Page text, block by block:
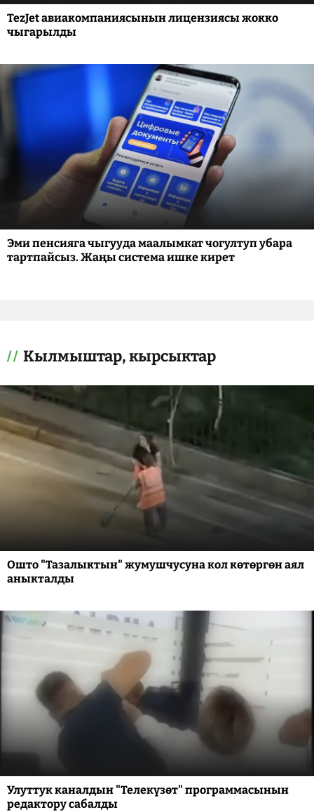
TezJet авиакомпаниясынын лицензиясы жокко
чыгарылды
Эми пенсияга чыгууда маалымкат чогултуп убара
тартпайсыз. Жаңы система ишке кирет
Кылмыштар, кырсыктар
Ошто "Тазалыктын" жумушчусуна кол көтөргөн аял
аныкталды
Улуттук каналдын "Телекүзөт" программасынын
редактору сабалды